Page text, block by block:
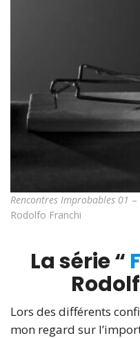
Rencontres Improbables 01
Rodolfo Franchi
La série “
Lors des différents
mon regard sur